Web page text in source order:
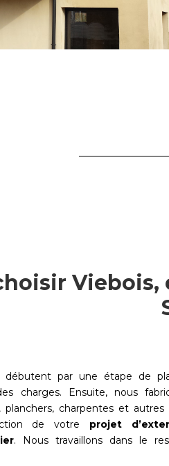
Viebois,
par une étape de
charges. Ensuite, nous
planchers, charpentes et
de votre projet
. Nous travaillons dans le